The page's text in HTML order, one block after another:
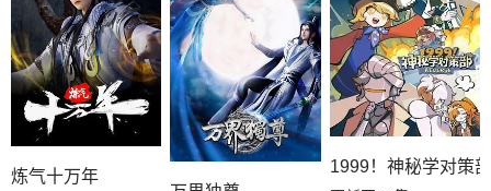
炼气十万年
1999！神秘学对策